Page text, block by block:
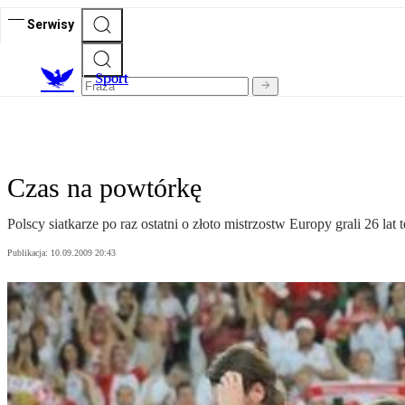
Serwisy
Sport
Czas na powtórkę
Polscy siatkarze po raz ostatni o złoto mistrzostw Europy grali 26 lat
Publikacja: 10.09.2009 20:43